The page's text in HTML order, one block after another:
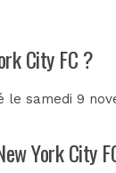
City FC ?
le samedi 9
York City